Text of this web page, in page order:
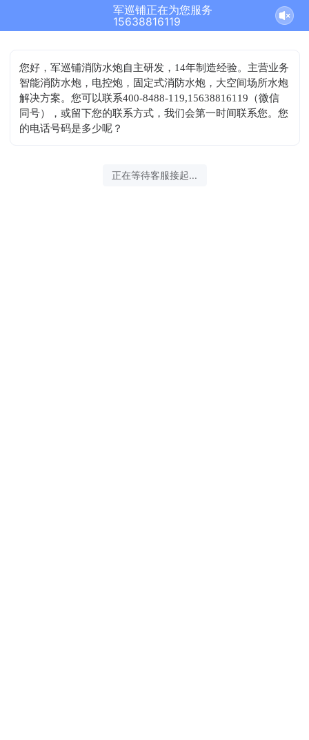
军巡铺正在为您服务
15638816119
您好，军巡铺消防水炮自主研发，14年制造经验。主营业务
智能消防水炮，电控炮，固定式消防水炮，大空间场所水炮
解决方案。您可以联系400-8488-119,15638816119（微信
同号），或留下您的联系方式，我们会第一时间联系您。您
的电话号码是多少呢？
2026-08-07 02:52:35 开始沟通